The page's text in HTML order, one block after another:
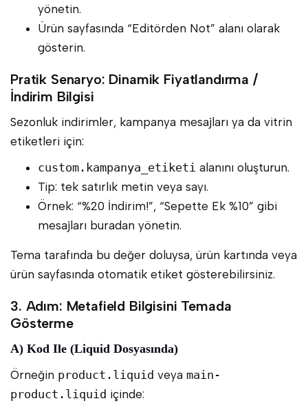
yönetin.
Ürün sayfasında “Editörden Not” alanı olarak
gösterin.
Pratik Senaryo: Dinamik Fiyatlandırma /
İndirim Bilgisi
Sezonluk indirimler, kampanya mesajları ya da vitrin
etiketleri için:
custom.kampanya_etiketi alanını oluşturun.
Tip: tek satırlık metin veya sayı.
Örnek: “%20 İndirim!”, “Sepette Ek %10” gibi
mesajları buradan yönetin.
Tema tarafında bu değer doluysa, ürün kartında veya
ürün sayfasında otomatik etiket gösterebilirsiniz.
3. Adım: Metafield Bilgisini Temada
Gösterme
A) Kod Ile (Liquid Dosyasında)
Örneğin product.liquid veya main-
product.liquid içinde: